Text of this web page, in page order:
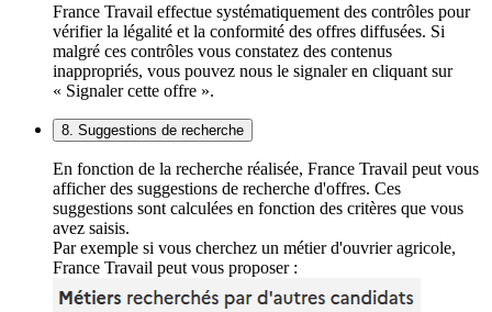
France Travail effectue systématiquement des contrôles pour
vérifier la légalité et la conformité des offres diffusées. Si
malgré ces contrôles vous constatez des contenus
inappropriés, vous pouvez nous le signaler en cliquant sur
« Signaler cette offre ».
8. Suggestions de recherche
En fonction de la recherche réalisée, France Travail peut vous
afficher des suggestions de recherche d'offres. Ces
suggestions sont calculées en fonction des critères que vous
avez saisis.
Par exemple si vous cherchez un métier d'ouvrier agricole,
France Travail peut vous proposer :